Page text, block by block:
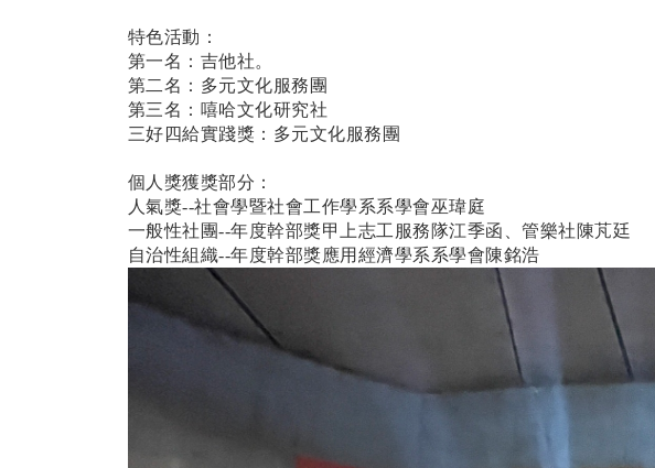
特色活動：
第一名：吉他社。
第二名：多元文化服務團
第三名：嘻哈文化研究社
三好四給實踐獎：多元文化服務團
個人獎獲獎部分：
人氣獎--社會學暨社會工作學系系學會巫瑋庭
一般性社團--年度幹部獎甲上志工服務隊江季函、管樂社陳芃廷
自治性組織--年度幹部獎應用經濟學系系學會陳銘浩